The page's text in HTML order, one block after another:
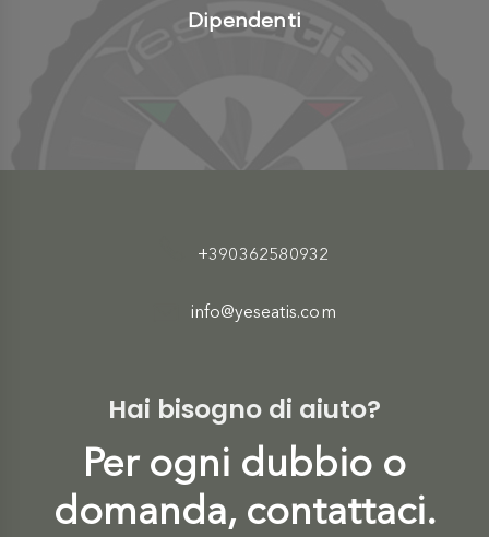
Dipendenti
+390362580932
info@yeseatis.com
Hai bisogno di aiuto?
Per ogni dubbio o
domanda, contattaci.